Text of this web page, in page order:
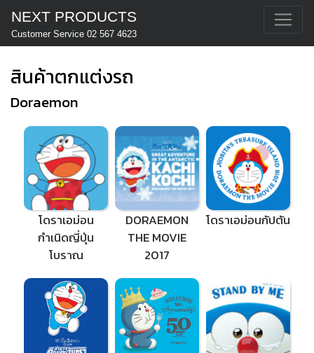
NEXT PRODUCTS
Customer Service 02 567 4623
สินค้าตกแต่งรถ
Doraemon
โดราเอม่อน
กำเนิดญี่ปุ่น
โบราณ
DORAEMON
THE MOVIE
2017
โดราเอม่อนกัปตัน